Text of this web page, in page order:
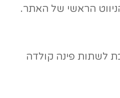
הראשי של האתר.
לשתות פינה קולדה